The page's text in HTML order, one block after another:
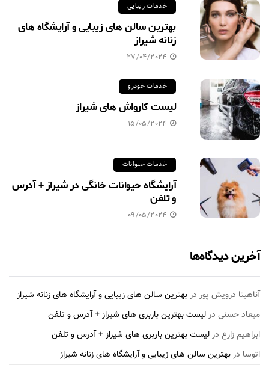
خدمات زیبایی
بهترین سالن های زیبایی و آرایشگاه های
زنانه شیراز
27/04/2024
خدمات خودرو
لیست کارواش های شیراز
15/05/2024
خدمات حیوانات
آرایشگاه حیوانات خانگی در شیراز + آدرس
و تلفن
09/05/2024
آخرین دیدگاه‌ها
آناهیتا درویش پور دربهترین سالن های زیبایی و آرایشگاه های زنانه شیراز
میعاد حسنی درلیست بهترین باربری های شیراز + آدرس و تلفن
ابراهیم زارع درلیست بهترین باربری های شیراز + آدرس و تلفن
اتوسا دربهترین سالن های زیبایی و آرایشگاه های زنانه شیراز